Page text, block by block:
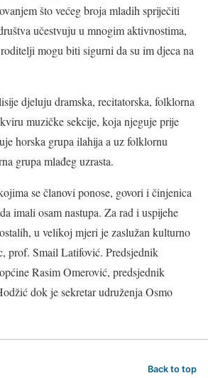
što većeg broja mladih spriječiti
učestvuju u mnogim aktivnostima,
mogu biti sigurni da su im djeca na
djeluju dramska, recitatorska, folklorna
muzičke sekcije, koja njeguje prije
horska grupa ilahija a uz folklornu
grupa mlađeg uzrasta.
se članovi ponose, govori i činjenica
imali osam nastupa. Za rad i uspijehe
u velikoj mjeri je zaslužan kulturno
prof. Smail Latifović. Predsjednik
Rasim Omerović, predsjednik
dok je sekretar udruženja Osmo
Back to top